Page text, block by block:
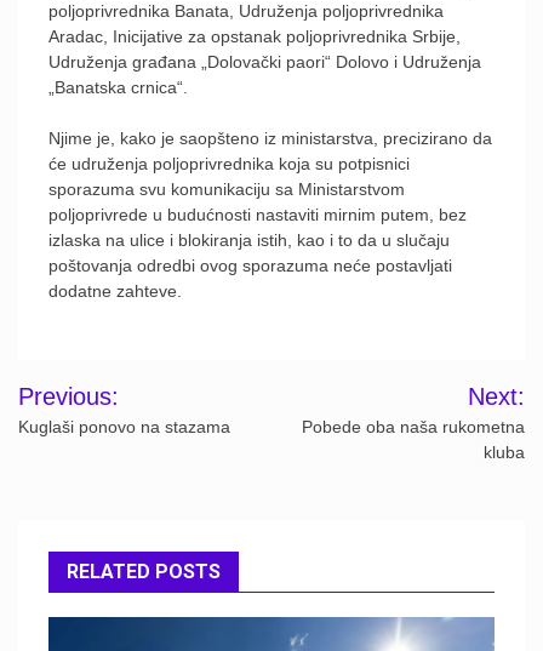
poljoprivrednika Banata, Udruženja poljoprivrednika
Aradac, Inicijative za opstanak poljoprivrednika Srbije,
Udruženja građana „Dolovački paori“ Dolovo i Udruženja
„Banatska crnica“.
Njime je, kako je saopšteno iz ministarstva, precizirano da
će udruženja poljoprivrednika koja su potpisnici
sporazuma svu komunikaciju sa Ministarstvom
poljoprivrede u budućnosti nastaviti mirnim putem, bez
izlaska na ulice i blokiranja istih, kao i to da u slučaju
poštovanja odredbi ovog sporazuma neće postavljati
dodatne zahteve.
Post
navigation
Previous:
Kuglaši ponovo na stazama
Next:
Pobede oba naša rukometna
kluba
RELATED POSTS